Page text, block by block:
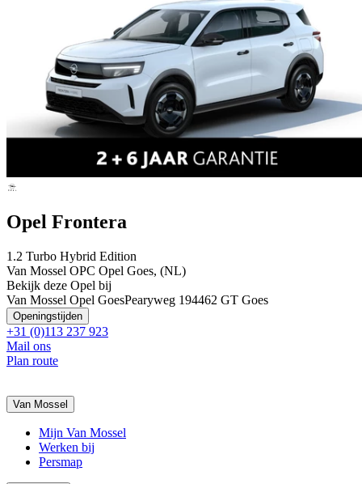
Opel Frontera
1.2 Turbo Hybrid Edition
Van Mossel OPC Opel Goes, (NL)
Bekijk deze Opel bij
Van Mossel Opel GoesPearyweg 194462 GT Goes
Openingstijden
+31 (0)113 237 923
Mail ons
Plan route
Van Mossel
Mijn Van Mossel
Werken bij
Persmap